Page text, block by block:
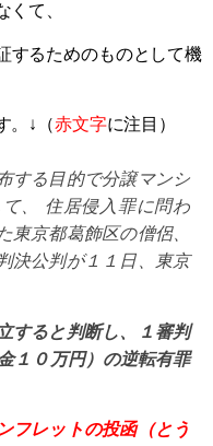
くて、
するためのものとして機
。↓（赤文字に注目）
する目的で分譲マンシ
、 住居侵入罪に問わ
東京都葛飾区の僧侶、
決公判が１１日、東京
すると判断し、１審判
１０万円）の逆転有罪
フレットの投函（とう